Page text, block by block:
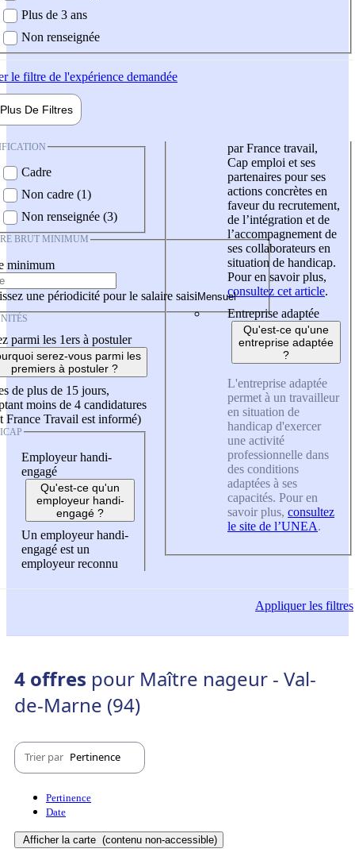
Plus de 3 ans
Non renseignée
le filtre de l'expérience demandée
Plus De Filtres
Cadre
Non cadre (1)
Non renseignée (3)
BRUT MINIMUM
minimum
une périodicité pour le salaire saisi
parmi les 1ers à postuler
serez-vous parmi les
premiers à postuler ?
de plus de 15 jours,
moins de 4 candidatures
France Travail est informé)
Employeur handi-
engagé
Qu'est-ce qu'un
employeur handi-
engagé ?
Un employeur handi-
engagé est un
employeur reconnu
par France travail,
Cap emploi et ses
partenaires pour ses
actions concrètes en
faveur du recrutement,
de l’intégration et de
l’accompagnement de
ses collaborateurs en
situation de handicap.
Pour en savoir plus,
consultez cet article.
Entreprise adaptée
Qu'est-ce qu'une
entreprise adaptée
?
L'entreprise adaptée
permet à un travailleur
en situation de
handicap d'exercer
une activité
professionnelle dans
des conditions
adaptées à ses
capacités. Pour en
savoir plus, consultez
le site de l’UNEA.
Appliquerles filtres
4 offres pour Maître nageur - Val-
de-Marne (94)
Trier par Pertinence
Pertinence
Date
Afficher la carte (contenu non-accessible)